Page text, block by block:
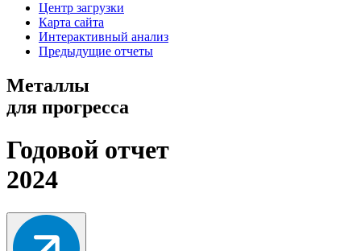
Центр загрузки
Карта сайта
Интерактивный анализ
Предыдущие отчеты
Металлы
для прогресса
Годовой отчет
2024